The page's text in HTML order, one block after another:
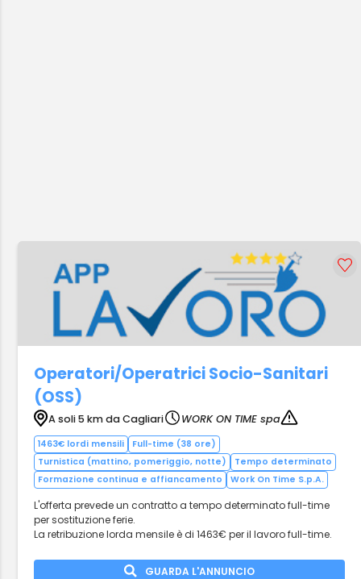
Operatori/Operatrici Socio-Sanitari
(OSS)
A soli 5 km da Cagliari WORK ON TIME spa
1463€ lordi mensili
Full-time (38 ore)
Turnistica (mattino, pomeriggio, notte)
Tempo determinato
Formazione continua e affiancamento
Work On Time S.p.A.
L'offerta prevede un contratto a tempo determinato full-time
per sostituzione ferie.
La retribuzione lorda mensile è di 1463€ per il lavoro full-time.
GUARDA L'ANNUNCIO